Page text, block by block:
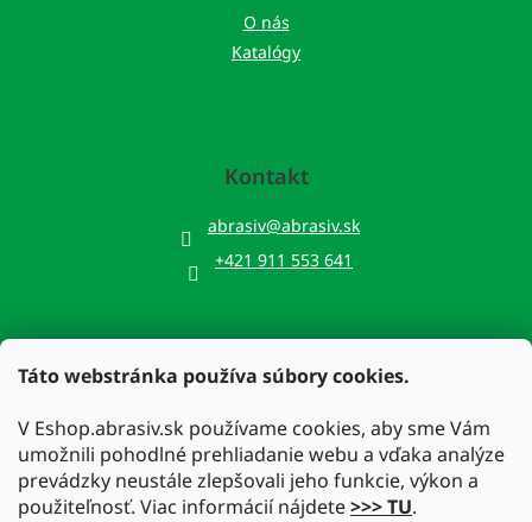
Táto webstránka používa súbory cookies.
V Eshop.abrasiv.sk používame cookies, aby sme Vám
umožnili pohodlné prehliadanie webu a vďaka analýze
prevádzky neustále zlepšovali jeho funkcie, výkon a
použiteľnosť. Viac informácií nájdete>>> TU.
O nás
Katalógy
Kontakt
abrasiv@abrasiv.sk
+421 911 553 641
Prijímame online platby